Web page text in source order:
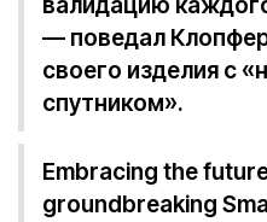
валидацию
— поведал
своего изделия с
спутником».
Embracing the
groundbreaking